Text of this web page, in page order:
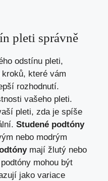
pleti správně
odstínu pleti,
které vám
rozhodnutí.
vašeho pleti.
pleti, zda je spíše
Studené podtóny
nebo modrým
mají žlutý nebo
mohou být
jako variace